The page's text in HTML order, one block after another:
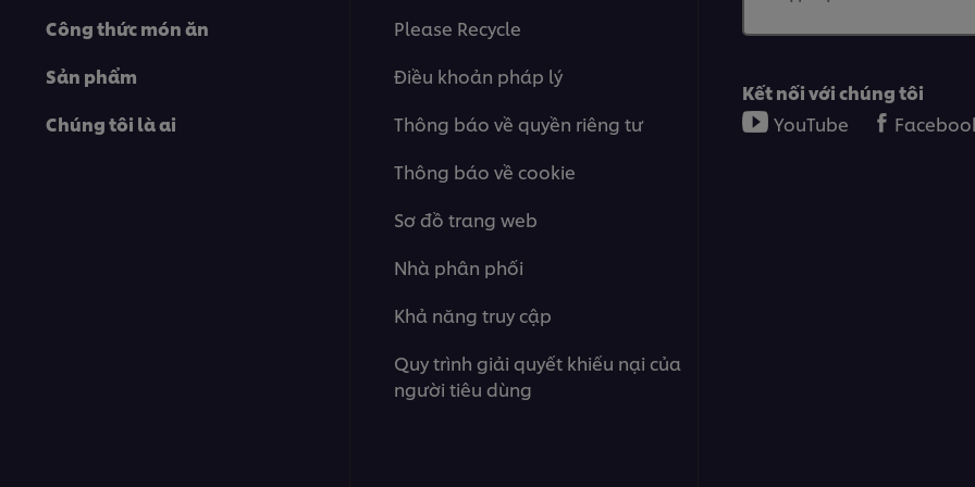
Công thức món ăn
Sản phẩm
Chúng tôi là ai
Please Recycle
Điều khoản pháp lý
Thông báo về quyền riêng tư
Thông báo về cookie
Sơ đồ trang web
Nhà phân phối
Khả năng truy cập
Quy trình giải quyết khiếu nại của
người tiêu dùng
Kết nối với chúng tôi
YouTube